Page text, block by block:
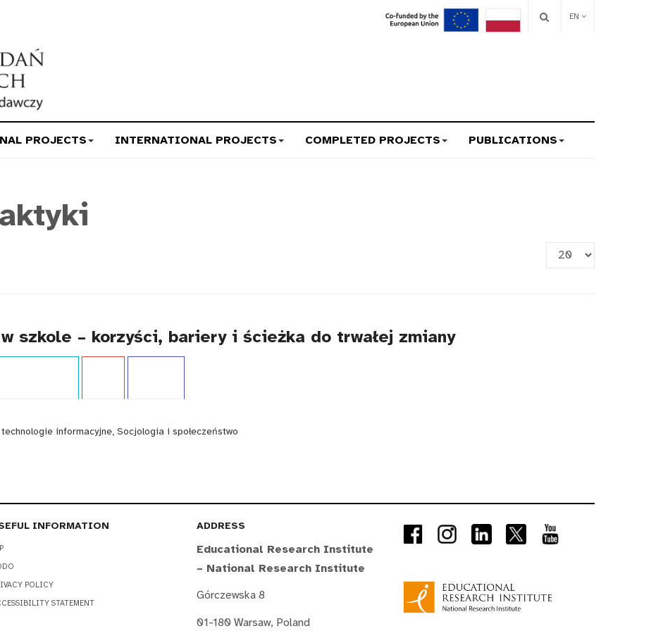
EN
PROJECTS INTERNATIONAL PROJECTS COMPLETED PROJECTS PUBLICATIONS
Display
szkole – korzyści, bariery i ścieżka do trwałej zmiany
informacyjne, Socjologia i społeczeństwo
INFORMATION
POLICY
STATEMENT
ADDRESS
Educational Research Institute
– National Research Institute
Górczewska 8
01-180 Warsaw, Poland